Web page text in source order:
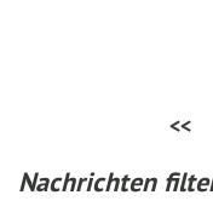
<<
Nachrichten